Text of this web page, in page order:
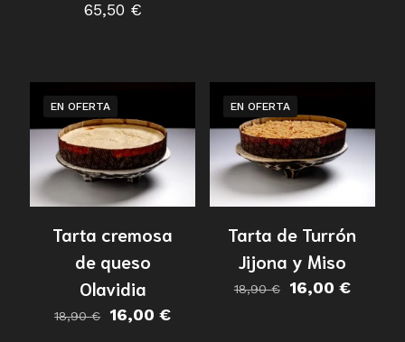
65,50 €
EN OFERTA
Tarta cremosa
de queso
Olavidia
18,90€
El
16,00€El
EN OFERTA
Tarta de Turrón
Jijona y Miso
18,90€
El
16,00 €El